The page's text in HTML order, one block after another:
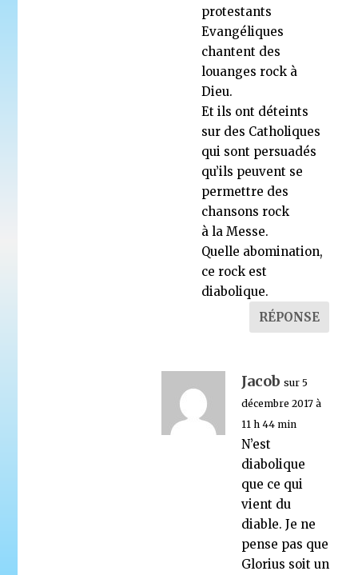
protestants
Evangéliques
chantent des
louanges rock à
Dieu.
Et ils ont déteints
sur des Catholiques
qui sont persuadés
qu’ils peuvent se
permettre des
chansons rock
à la Messe.
Quelle abomination,
ce rock est
diabolique.
RÉPONSE
Jacob sur 5
décembre 2017 à
11 h 44 min
N’est
diabolique
que ce qui
vient du
diable. Je ne
pense pas que
Glorius soit un